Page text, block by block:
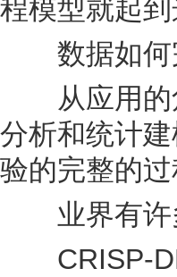
程模型就起到
数据如何
从应用的角
分析和统计
验的完整的过
业界有许多
CRISP-DM